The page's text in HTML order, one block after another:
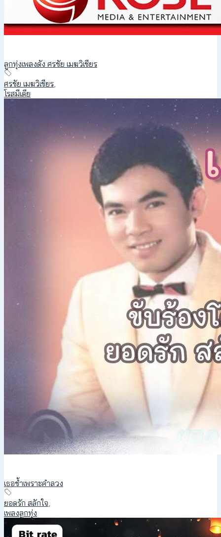
ลูกทุ่งเพลงดัง ศรชัย เมฆวิเชียร
ศรชัย เมฆวิเชียร,
โรสมีเดีย
เธอช้ำเพราะคำลวง
ยอดรัก สลักใจ,
เพลงลูกทุ่ง